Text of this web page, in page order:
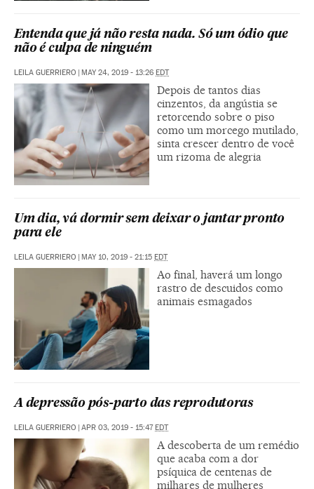
Entenda que já não resta nada. Só um ódio que
não é culpa de ninguém
LEILA GUERRIERO | MAY 24, 2019 - 13:26 EDT
Depois de tantos dias
cinzentos, da angústia se
retorcendo sobre o piso
como um morcego mutilado,
sinta crescer dentro de você
um rizoma de alegria
Um dia, vá dormir sem deixar o jantar pronto
para ele
LEILA GUERRIERO | MAY 10, 2019 - 21:15 EDT
Ao final, haverá um longo
rastro de descuidos como
animais esmagados
A depressão pós-parto das reprodutoras
LEILA GUERRIERO | APR 03, 2019 - 15:47EDT
A descoberta de um remédio
que acaba com a dor
psíquica de centenas de
milhares de mulheres